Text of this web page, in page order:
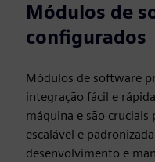
Módulos de
configurados
Módulos de software
integração fácil e
máquina e são
escalável e
desenvolvimento e